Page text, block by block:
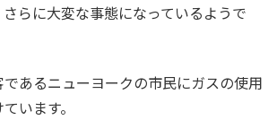
らに大変な事態になっているようで
あるニューヨークの市民にガスの使用
います。